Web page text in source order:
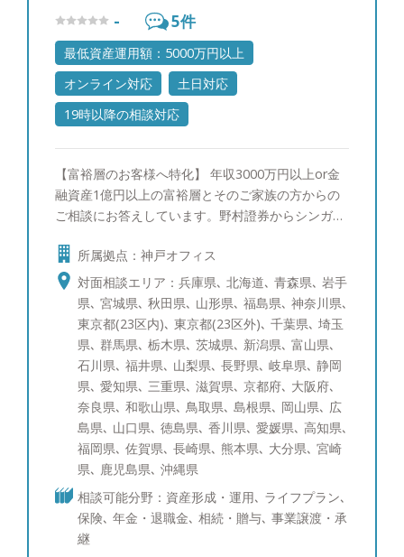
- 5件
最低資産運用額：5000万円以上
オンライン対応
土日対応
19時以降の相談対応
【富裕層のお客様へ特化】 年収3000万円以上or金
融資産1億円以上の富裕層とそのご家族の方からの
ご相談にお答えしています。野村證券からシンガポ
ポートフォリオ運用の研鑽を積んで参りました。富
裕層のご相談者様にもさまざまなお悩みがあるかと
存じます。 一方でそのお悩みは、資産運用、贈
与・相続を含めた資産承継、事業承継、投資教育、
に大きく分けられるかと存じます。そのそれぞれに
ついて海外を含めて経験を10年以上積み重ねて参り
ました。 すでにアドバイザーが担当しているお客
様も、これからご検討されるお客様にも満足いただ
けるサービスをご提供できるかと存じます。 【資
産運用：ポートフォリオ分析と債券運用への取り組
み】 ポートフォリオ分析では、ブルームバーグと
いう機関投資家含めたプロ投資家が愛用する専用情
報端末を使い、サービスをご提供しています。債券
運用のスキルは三菱UFJメリルリンチPB証券時代に
磨かれ、シンガポールへの社費留学経験を活かし、
所属拠点：神戸オフィス
対面相談エリア：兵庫県､ 北海道､ 青森県､ 岩手
県､ 宮城県､ 秋田県､ 山形県､ 福島県､ 神奈川県､
東京都(23区内)､ 東京都(23区外)､ 千葉県､ 埼玉
県､ 群馬県､ 栃木県､ 茨城県､ 新潟県､ 富山県､
石川県､ 福井県､ 山梨県､ 長野県､ 岐阜県､ 静岡
県､ 愛知県､ 三重県､ 滋賀県､ 京都府､ 大阪府､
奈良県､ 和歌山県､ 鳥取県､ 島根県､ 岡山県､ 広
島県､ 山口県､ 徳島県､ 香川県､ 愛媛県､ 高知県､
福岡県､ 佐賀県､ 長崎県､ 熊本県､ 大分県､ 宮崎
県､ 鹿児島県､ 沖縄県
相談可能分野：資産形成・運用､ ライフプラン､
保険､ 年金・退職金､ 相続・贈与､ 事業譲渡・承
継